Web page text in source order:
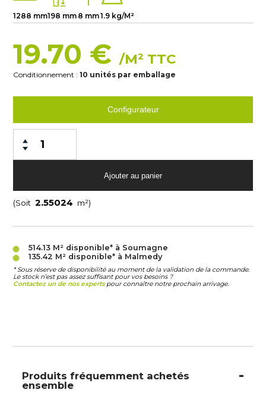
1288 mm198 mm 8 mm1.9 kg/M²
19.70 €/M² TTC
Conditionnement :10 unités par emballage
Configurateur
(Soit m²)
514.13 M²disponible* à Soumagne
135.42 M²disponible* à Malmedy
* Sous réserve de disponibilité au moment de la validation de la commande.
Le stock n’est pas assez suffisant pour vos besoins ?
Contactez un de nos expertspour connaître notre prochain arrivage.
Produits fréquemment achetés
ensemble